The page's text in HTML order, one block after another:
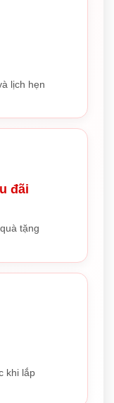
lịch hẹn
đãi
tặng
khi lắp